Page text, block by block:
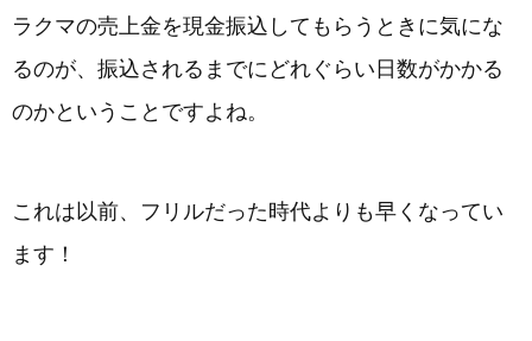
ラクマの売上金を現金振込してもらうときに気にな
るのが、振込されるまでにどれぐらい日数がかかる
のかということですよね。
これは以前、フリルだった時代よりも早くなってい
ます！